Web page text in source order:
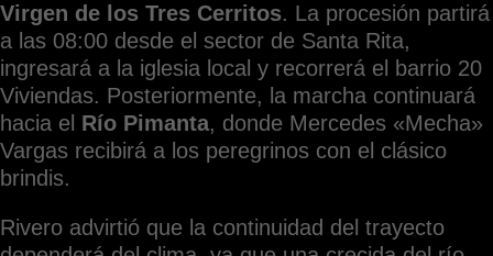
Virgen de los Tres Cerritos. La procesión partirá
a las 08:00 desde el sector de Santa Rita,
ingresará a la iglesia local y recorrerá el barrio 20
Viviendas. Posteriormente, la marcha continuará
hacia el Río Pimanta, donde Mercedes «Mecha»
Vargas recibirá a los peregrinos con el clásico
brindis.
Rivero advirtió que la continuidad del trayecto